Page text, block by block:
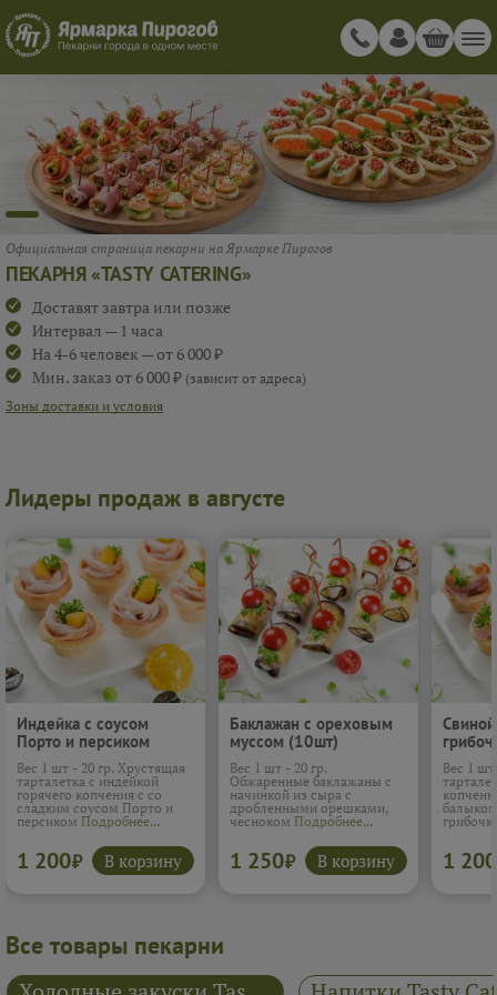
ПЕКАРНЯ «TASTY CATERING»
Официальная страница пекарни на Ярмарке Пирогов
Доставят завтра или позже
Интервал — 1 часа
На 4-6 человек — от 6 000 ₽
Мин. заказ от 6 000 ₽ (зависит от адреса)
Зоны доставки и условия
Лидеры продаж в августе
Индейка с соусом
Порто и персиком
(10шт)
Вес 1 шт - 20 гр. Хрустящая
тарталетка с индейкой
горячего копчения с со
сладким соусом Порто и
персиком Подробнее...
1 200₽ В корзину
Баклажан с ореховым
муссом (10шт)
Вес 1 шт - 20 гр.
Обжаренные баклажаны с
начинкой из сыра с
дробленными орешками,
чесноком Подробнее...
1 250₽ В корзину
Вес 1
1 200
Все товары пекарни